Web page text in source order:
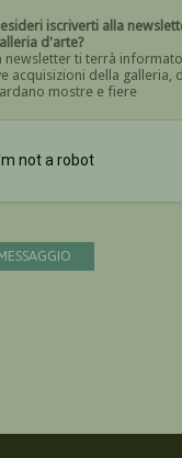
iscriverti alla newsletter di
d'arte?
newsletter ti terrà informato
acquisizioni della galleria,
mostre e fiere